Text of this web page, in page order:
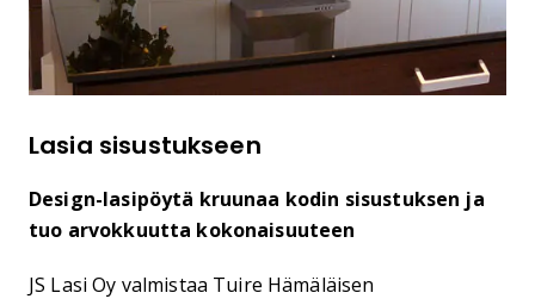
Lasia sisustukseen
Design-lasipöytä kruunaa kodin sisustuksen ja
tuo arvokkuutta kokonaisuuteen
JS Lasi Oy valmistaa Tuire Hämäläisen